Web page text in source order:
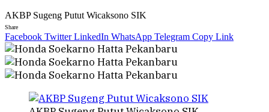
AKBP Sugeng Putut Wicaksono SIK
Share
Facebook Twitter LinkedIn WhatsApp Telegram Copy Link